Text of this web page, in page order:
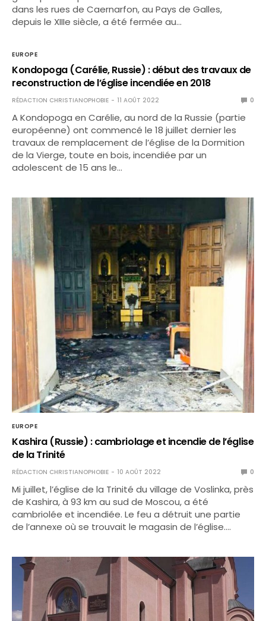
dans les rues de Caernarfon, au Pays de Galles,
depuis le XIIIe siècle, a été fermée au…
EUROPE
Kondopoga (Carélie, Russie) : début des travaux de
reconstruction de l’église incendiée en 2018
RÉDACTION CHRISTIANOPHOBIE 11 AOÛT 2022 0
A Kondopoga en Carélie, au nord de la Russie (partie
européenne) ont commencé le 18 juillet dernier les
travaux de remplacement de l’église de la Dormition
de la Vierge, toute en bois, incendiée par un
adolescent de 15 ans le…
EUROPE
Kashira (Russie) : cambriolage et incendie de l’église
de la Trinité
RÉDACTION CHRISTIANOPHOBIE 10 AOÛT 2022 0
Mi juillet, l’église de la Trinité du village de Voslinka, près
de Kashira, à 93 km au sud de Moscou, a été
cambriolée et incendiée. Le feu a détruit une partie
de l’annexe où se trouvait le magasin de l’église.…